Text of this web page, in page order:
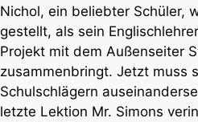
Nichol, ein beliebter Schüler,
gestellt, als sein
Projekt mit dem Außenseiter
zusammenbringt. Jetzt muss
Schulschlägern
letzte Lektion Mr. Simons